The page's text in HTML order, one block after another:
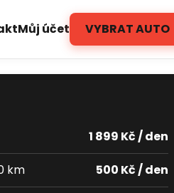
Můj účet VYBRAT AUTO
1 899 Kč / den
km 500 Kč / den